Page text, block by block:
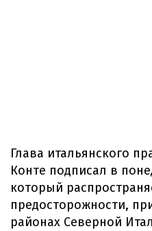
Глава итальянского
Конте подписал в
который
предосторожности,
районах Северной